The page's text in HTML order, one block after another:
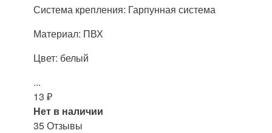
Система крепления: Гарпунная система
Материал: ПВХ
Цвет: белый
...
13 ₽
Нет в наличии
35 Отзывы